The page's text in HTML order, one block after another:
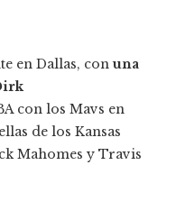
en Dallas, conuna
con los Mavs en
de los Kansas
Mahomes y Travis